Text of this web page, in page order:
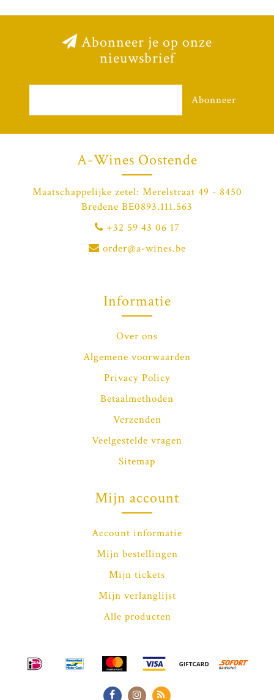
Abonneer je op onze
nieuwsbrief
Abonneer
A-Wines Oostende
Maatschappelijke zetel: Merelstraat 49 - 8450
Bredene BE0893.111.563
+32 59 43 06 17
order@a-wines.be
Informatie
Over ons
Algemene voorwaarden
Privacy Policy
Betaalmethoden
Verzenden
Veelgestelde vragen
Sitemap
Mijn account
Account informatie
Mijn bestellingen
Mijn tickets
Mijn verlanglijst
Alle producten